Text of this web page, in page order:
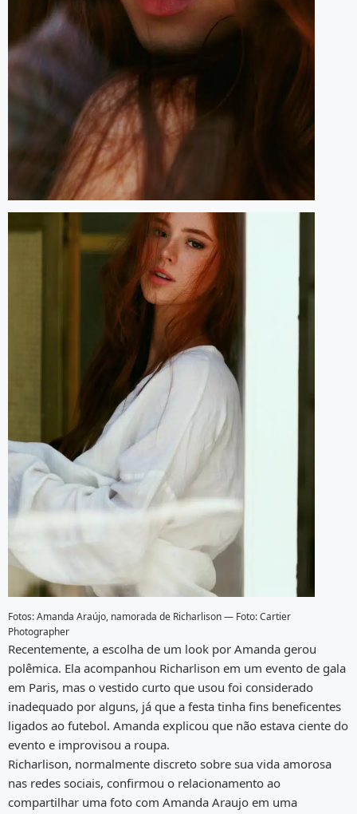
Fotos: Amanda Araújo, namorada de Richarlison — Foto: Cartier
Photographer
Recentemente, a escolha de um look por Amanda gerou
polêmica. Ela acompanhou Richarlison em um evento de gala
em Paris, mas o vestido curto que usou foi considerado
inadequado por alguns, já que a festa tinha fins beneficentes
ligados ao futebol. Amanda explicou que não estava ciente do
evento e improvisou a roupa.
Richarlison, normalmente discreto sobre sua vida amorosa
nas redes sociais, confirmou o relacionamento ao
compartilhar uma foto com Amanda Araujo em uma